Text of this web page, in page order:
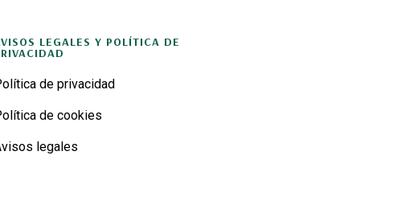
LEGALES Y POLÍTICA DE
de privacidad
de cookies
legales